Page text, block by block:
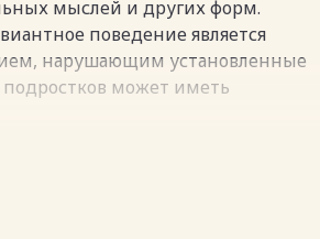
мыслей и других форм.
поведение является
нарушающим установленные
может иметь
в обществе нормам и правилам,